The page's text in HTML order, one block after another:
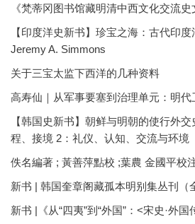
《梵蒂冈图书馆藏明清中西文化交流
【印度洋史新书】珍宝之海：古代印
Jeremy A. Simmons
关于三宝太监下西洋的几种资料
高寿仙｜从军事要塞到治理单元：明
【韩国史新书】朝鲜与明朝的使行外
程、接境 2：礼仪、认知、交流与环境
佚名編著 ; 黃善萍點校 ;葉農 金國平校
新书 | 韩国奎章阁藏孤本明别集丛刊（
新书 |《从“四夷”到“外国”：<宋史·外国